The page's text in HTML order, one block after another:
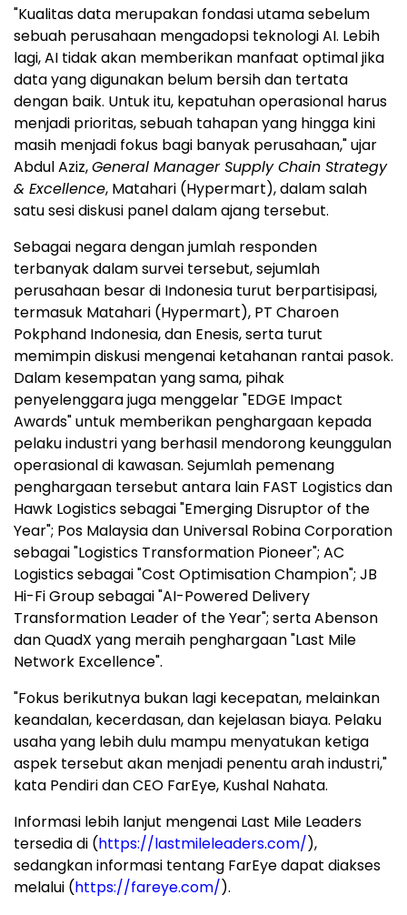
"Kualitas data merupakan fondasi utama sebelum
sebuah perusahaan mengadopsi teknologi AI. Lebih
lagi, AI tidak akan memberikan manfaat optimal jika
data yang digunakan belum bersih dan tertata
dengan baik. Untuk itu, kepatuhan operasional harus
menjadi prioritas, sebuah tahapan yang hingga kini
masih menjadi fokus bagi banyak perusahaan," ujar
Abdul Aziz,General Manager Supply Chain Strategy
& Excellence, Matahari (Hypermart), dalam salah
satu sesi diskusi panel dalam ajang tersebut.
Sebagai negara dengan jumlah responden
terbanyak dalam survei tersebut, sejumlah
perusahaan besar di Indonesia turut berpartisipasi,
termasuk Matahari (Hypermart), PT Charoen
Pokphand Indonesia, dan Enesis, serta turut
memimpin diskusi mengenai ketahanan rantai pasok.
Dalam kesempatan yang sama, pihak
penyelenggara juga menggelar "EDGE Impact
Awards" untuk memberikan penghargaan kepada
pelaku industri yang berhasil mendorong keunggulan
operasional di kawasan. Sejumlah pemenang
penghargaan tersebut antara lain FAST Logistics dan
Hawk Logistics sebagai "Emerging Disruptor of the
Year"; Pos Malaysia dan Universal Robina Corporation
sebagai "Logistics Transformation Pioneer"; AC
Logistics sebagai "Cost Optimisation Champion"; JB
Hi-Fi Group sebagai "AI-Powered Delivery
Transformation Leader of the Year"; serta Abenson
dan QuadX yang meraih penghargaan "Last Mile
Network Excellence".
"Fokus berikutnya bukan lagi kecepatan, melainkan
keandalan, kecerdasan, dan kejelasan biaya. Pelaku
usaha yang lebih dulu mampu menyatukan ketiga
aspek tersebut akan menjadi penentu arah industri,"
kata Pendiri dan CEO FarEye, Kushal Nahata.
Informasi lebih lanjut mengenai Last Mile Leaders
tersedia di (https://lastmileleaders.com/),
sedangkan informasi tentang FarEye dapat diakses
melalui (https://fareye.com/).